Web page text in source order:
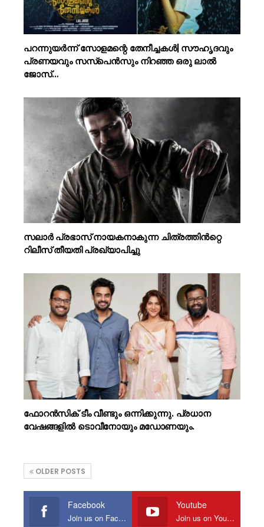
പറന്നുയർന്ന് സോളമന്റെ തേനീച്ചകൾ| സൗഹൃദവും
പ്രണയവും സസ്‌പെൻസും നിറഞ്ഞ ഒരു ലാൽ
ജോസ്…
സലാർ പ്രഭാസ് നായകനാകുന്ന ചിത്രത്തിൻറ്റെ
റിലീസ് തീയതി പ്രഖ്യാപിച്ചു
ഫോറൻസിക് ടീം വീണ്ടും ഒന്നിക്കുന്നു. പ്രധാന
വേഷങ്ങളിൽ ടൊവീനോയും മഡോണയും.
OLDER POSTS
Facebook
Join us on Facebook
Youtube
Join us on Youtube